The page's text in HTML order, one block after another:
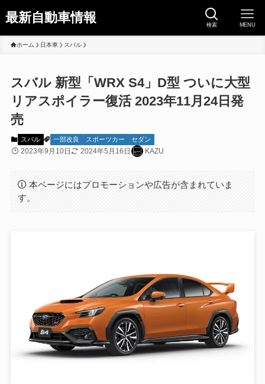
最新自動車情報 検索 MENU
ホーム 日本車 スバル
スバル 新型「WRX S4」D型 ついに大型
リアスポイラー復活 2023年11月24日発
売
スバル 一部改良 スポーツカー セダン
2023年9月10日 2024年5月16日 KAZU
本ページにはプロモーションや広告が含まれていま
す。